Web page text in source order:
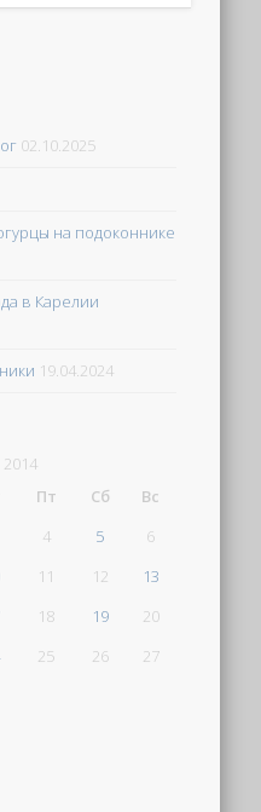
02.10.2025
на подоконнике
в Карелии
19.04.2024
Пт Сб
Вс
4 5
6
11 12
13
18 19
20
25 26
27